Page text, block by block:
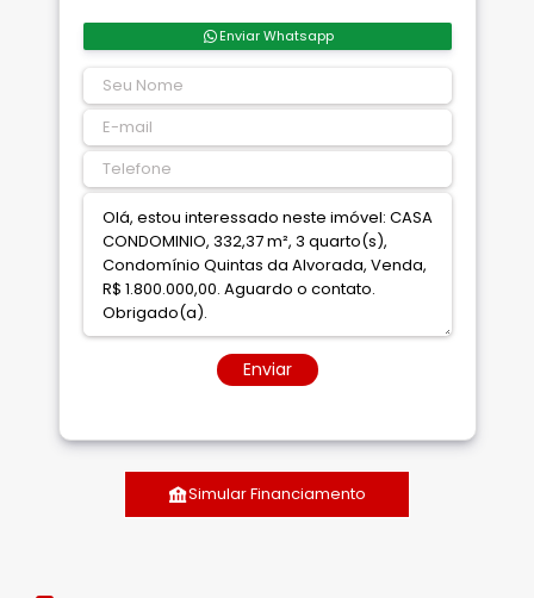
Enviar Whatsapp
Enviar
Simular Financiamento